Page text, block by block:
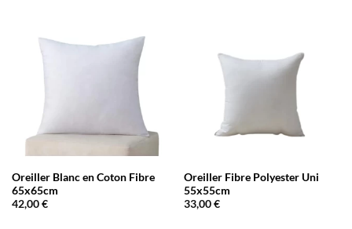
Oreiller Blanc en Coton Fibre
65x65cm
42,00€
Oreiller Fibre Polyester Uni
55x55cm
33,00€